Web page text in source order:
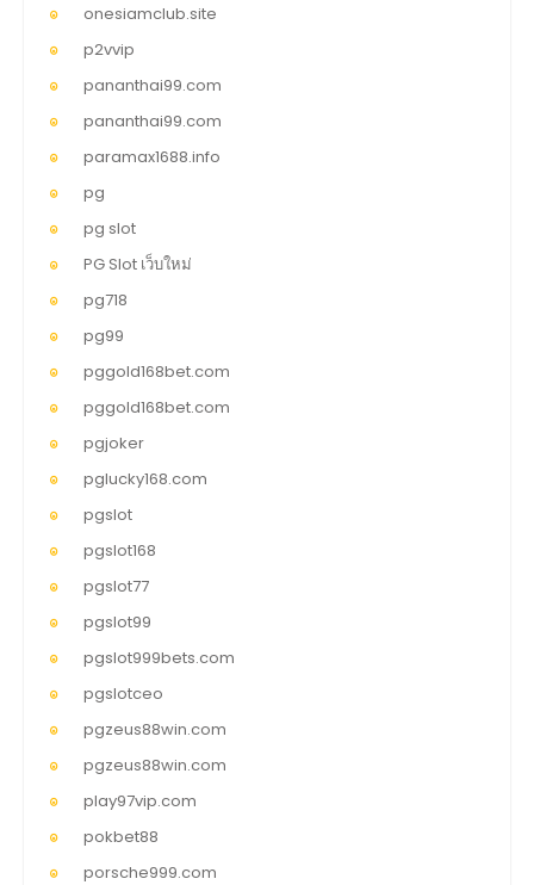
onesiamclub.site
p2vvip
pananthai99.com
pananthai99.com
paramax1688.info
pg
pg slot
PG Slot เว็บใหม่
pg718
pg99
pggold168bet.com
pggold168bet.com
pgjoker
pglucky168.com
pgslot
pgslot168
pgslot77
pgslot99
pgslot999bets.com
pgslotceo
pgzeus88win.com
pgzeus88win.com
play97vip.com
pokbet88
porsche999.com